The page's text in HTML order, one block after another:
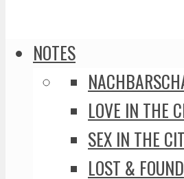
NOTES
LOVE IN THE
SEX IN THE
LOST & FOUND